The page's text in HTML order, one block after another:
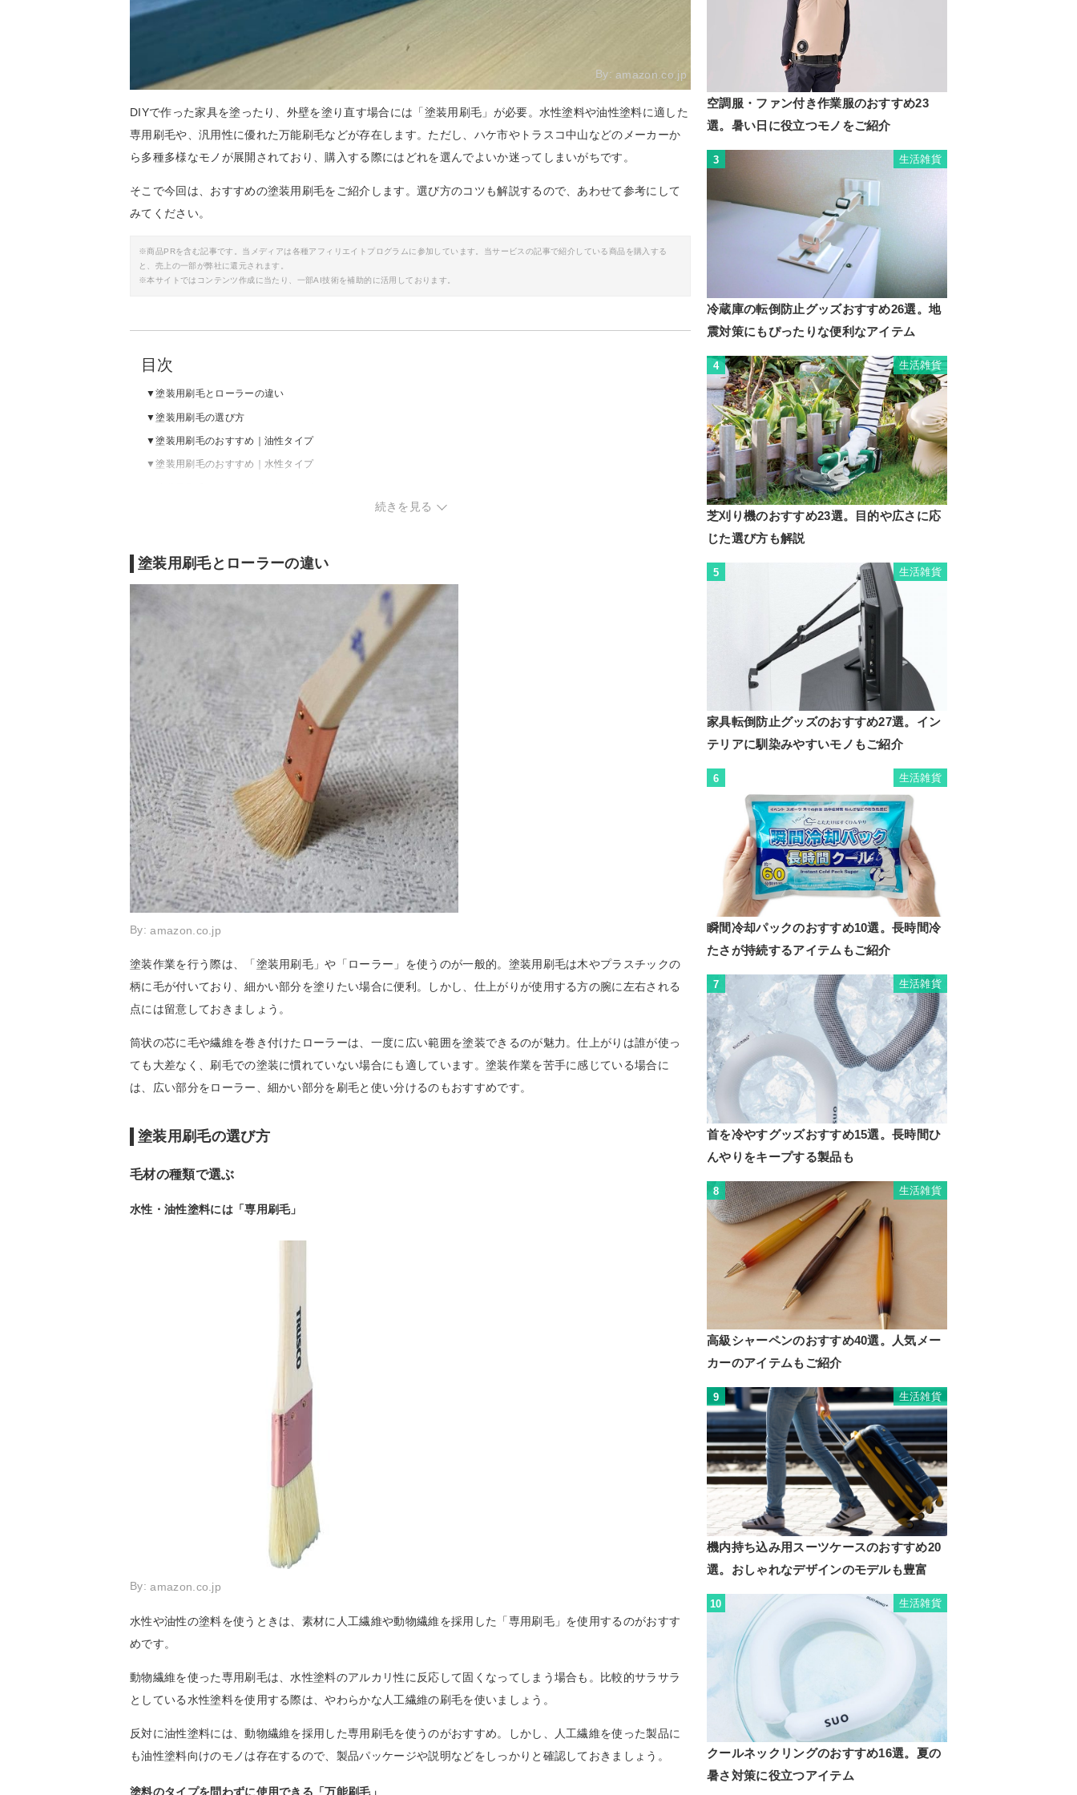
By: amazon.co.jp
DIYで作った家具を塗ったり、外壁を塗り直す場合には「塗装用刷毛」が必要。水性塗料や油性塗料に適した
専用刷毛や、汎用性に優れた万能刷毛などが存在します。ただし、ハケ市やトラスコ中山などのメーカーか
ら多種多様なモノが展開されており、購入する際にはどれを選んでよいか迷ってしまいがちです。
そこで今回は、おすすめの塗装用刷毛をご紹介します。選び方のコツも解説するので、あわせて参考にして
みてください。
※商品PRを含む記事です。当メディアは各種アフィリエイトプログラムに参加しています。当サービスの記事で紹介している商品を購入する
と、売上の一部が弊社に還元されます。
※本サイトではコンテンツ作成に当たり、一部AI技術を補助的に活用しております。
目次
塗装用刷毛とローラーの違い
塗装用刷毛の選び方
塗装用刷毛のおすすめ｜油性タイプ
塗装用刷毛のおすすめ｜水性タイプ
続きを見る
塗装用刷毛とローラーの違い
By:amazon.co.jp
塗装作業を行う際は、「塗装用刷毛」や「ローラー」を使うのが一般的。塗装用刷毛は木やプラスチックの
柄に毛が付いており、細かい部分を塗りたい場合に便利。しかし、仕上がりが使用する方の腕に左右される
点には留意しておきましょう。
筒状の芯に毛や繊維を巻き付けたローラーは、一度に広い範囲を塗装できるのが魅力。仕上がりは誰が使っ
ても大差なく、刷毛での塗装に慣れていない場合にも適しています。塗装作業を苦手に感じている場合に
は、広い部分をローラー、細かい部分を刷毛と使い分けるのもおすすめです。
塗装用刷毛の選び方
毛材の種類で選ぶ
水性・油性塗料には「専用刷毛」
By:amazon.co.jp
水性や油性の塗料を使うときは、素材に人工繊維や動物繊維を採用した「専用刷毛」を使用するのがおすす
めです。
動物繊維を使った専用刷毛は、水性塗料のアルカリ性に反応して固くなってしまう場合も。比較的サラサラ
としている水性塗料を使用する際は、やわらかな人工繊維の刷毛を使いましょう。
反対に油性塗料には、動物繊維を採用した専用刷毛を使うのがおすすめ。しかし、人工繊維を使った製品に
も油性塗料向けのモノは存在するので、製品パッケージや説明などをしっかりと確認しておきましょう。
塗料のタイプを問わずに使用できる「万能刷毛」
空調服・ファン付き作業服のおすすめ23
選。暑い日に役立つモノをご紹介
3 生活雑貨
冷蔵庫の転倒防止グッズおすすめ26選。地
震対策にもぴったりな便利なアイテム
4 生活雑貨
芝刈り機のおすすめ23選。目的や広さに応
じた選び方も解説
5 生活雑貨
家具転倒防止グッズのおすすめ27選。イン
テリアに馴染みやすいモノもご紹介
6 生活雑貨
瞬間冷却パックのおすすめ10選。長時間冷
たさが持続するアイテムもご紹介
7 生活雑貨
首を冷やすグッズおすすめ15選。長時間ひ
んやりをキープする製品も
8 生活雑貨
高級シャーペンのおすすめ40選。人気メー
カーのアイテムもご紹介
9 生活雑貨
機内持ち込み用スーツケースのおすすめ20
選。おしゃれなデザインのモデルも豊富
10 生活雑貨
クールネックリングのおすすめ16選。夏の
暑さ対策に役立つアイテム